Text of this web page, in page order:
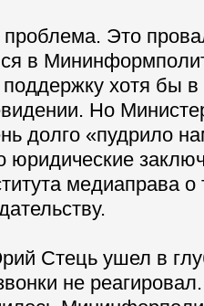
Это
в
хотя бы в
Но
долго «пудрило
юридические
медиаправа о
Стець ушел в
не